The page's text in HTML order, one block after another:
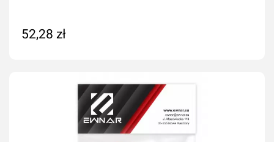
52,28 zł